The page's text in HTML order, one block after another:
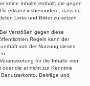
keine Inhalte enthält, die gegen
erklärst insbesondere, dass du
Links und Bilder zu setzen
Verstößen gegen diese
Regeln kann der
von der Nutzung dieses
für die Inhalte von
oder die er nicht zur Kenntnis
Beiträge und